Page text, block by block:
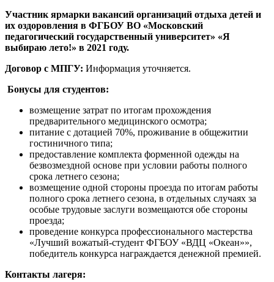
Участник ярмарки вакансий организаций отдыха детей и
их оздоровления в ФГБОУ ВО «Московский
педагогический государственный университет» «Я
выбираю лето!» в 2021 году.
Договор с МПГУ: Информация уточняется.
Бонусы для студентов:
возмещение затрат по итогам прохождения
предварительного медицинского осмотра;
питание с дотацией 70%, проживание в общежитии
гостиничного типа;
предоставление комплекта форменной одежды на
безвозмездной основе при условии работы полного
срока летнего сезона;
возмещение одной стороны проезда по итогам работы
полного срока летнего сезона, в отдельных случаях за
особые трудовые заслуги возмещаются обе стороны
проезда;
проведение конкурса профессионального мастерства
«Лучший вожатый-студент ФГБОУ «ВДЦ «Океан»»,
победитель конкурса награждается денежной премией.
Контакты лагеря: